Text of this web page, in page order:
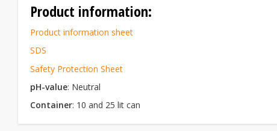
Product information:
Product information sheet
SDS
Safety Protection Sheet
pH-value: Neutral
Container: 10 and 25 lit can